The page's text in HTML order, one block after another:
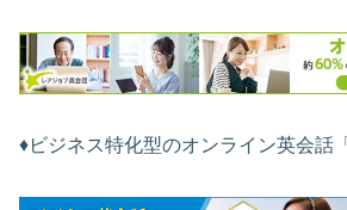
♦︎ビジネス特化型のオンライン英会話